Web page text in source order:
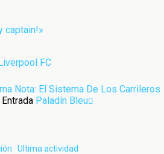
captain!»
FC
Nota: El Sistema De Los Carrileros
Paladín Bleu
Ultima actividad